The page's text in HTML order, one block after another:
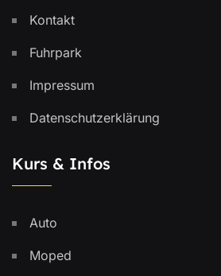
Kontakt
Fuhrpark
Impressum
Datenschutzerklärung
Kurs & Infos
Auto
Moped